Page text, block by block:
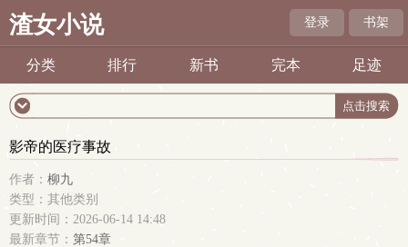
渣女小说 登录 书架
分类 排行 新书 完本 足迹
影帝的医疗事故
作者： 柳九
类型：其他类别
更新时间：2026-06-14 14:48
最新章节： 第54章